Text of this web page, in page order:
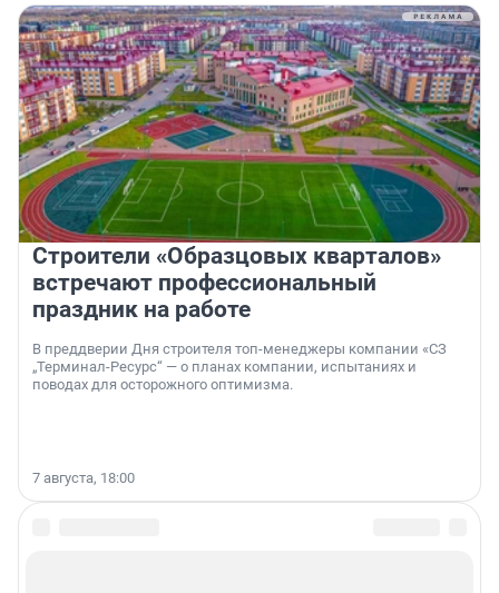
Строители «Образцовых кварталов»
встречают профессиональный
праздник на работе
В преддверии Дня строителя топ-менеджеры компании «СЗ
„Терминал-Ресурс“ — о планах компании, испытаниях и
поводах для осторожного оптимизма.
7 августа, 18:00